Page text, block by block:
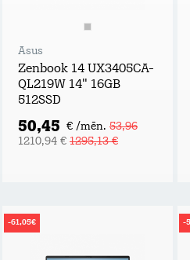
Asus
Zenbook 14 UX3405CA-
QL219W 14" 16GB
512SSD
50,45 € /mēn. 53,96
1210,94 € 1295,13 €
-61,05€ -